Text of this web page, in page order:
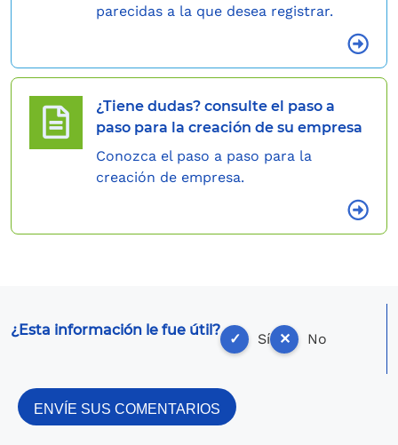
parecidas a la que desea registrar.
¿Tiene dudas? consulte el paso a
paso para la creación de su empresa
Conozca el paso a paso para la
creación de empresa.
¿Esta información le fue útil? ✓ Sí ✕ No